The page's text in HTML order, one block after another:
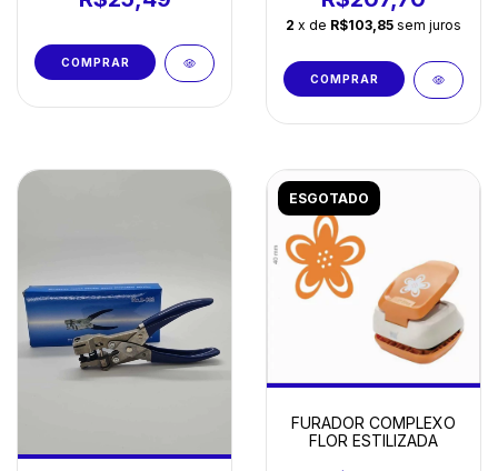
2 x de R$103,85 sem juros
ESGOTADO
FURADOR COMPLEXO
FLOR ESTILIZADA